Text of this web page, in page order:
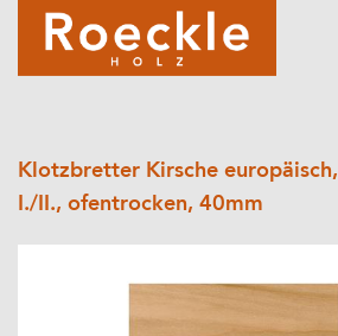
Klotzbretter Kirsche europäisch,
I./II., ofentrocken, 40mm